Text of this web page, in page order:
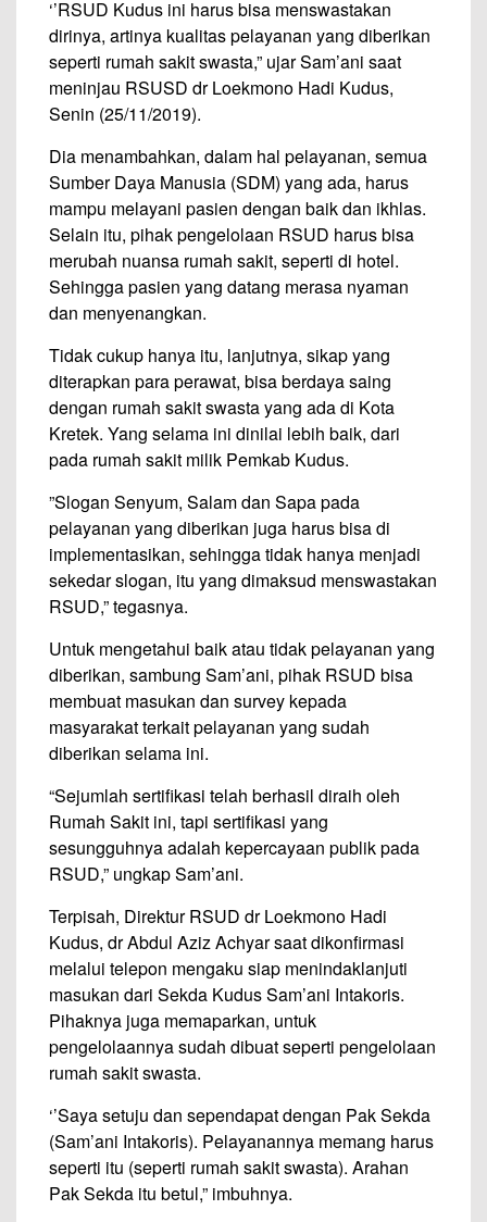
‘’RSUD Kudus ini harus bisa menswastakan
dirinya, artinya kualitas pelayanan yang diberikan
seperti rumah sakit swasta,” ujar Sam’ani saat
meninjau RSUSD dr Loekmono Hadi Kudus,
Senin (25/11/2019).
Dia menambahkan, dalam hal pelayanan, semua
Sumber Daya Manusia (SDM) yang ada, harus
mampu melayani pasien dengan baik dan ikhlas.
Selain itu, pihak pengelolaan RSUD harus bisa
merubah nuansa rumah sakit, seperti di hotel.
Sehingga pasien yang datang merasa nyaman
dan menyenangkan.
Tidak cukup hanya itu, lanjutnya, sikap yang
diterapkan para perawat, bisa berdaya saing
dengan rumah sakit swasta yang ada di Kota
Kretek. Yang selama ini dinilai lebih baik, dari
pada rumah sakit milik Pemkab Kudus.
”Slogan Senyum, Salam dan Sapa pada
pelayanan yang diberikan juga harus bisa di
implementasikan, sehingga tidak hanya menjadi
sekedar slogan, itu yang dimaksud menswastakan
RSUD,” tegasnya.
Untuk mengetahui baik atau tidak pelayanan yang
diberikan, sambung Sam’ani, pihak RSUD bisa
membuat masukan dan survey kepada
masyarakat terkait pelayanan yang sudah
diberikan selama ini.
“Sejumlah sertifikasi telah berhasil diraih oleh
Rumah Sakit ini, tapi sertifikasi yang
sesungguhnya adalah kepercayaan publik pada
RSUD,” ungkap Sam’ani.
Terpisah, Direktur RSUD dr Loekmono Hadi
Kudus, dr Abdul Aziz Achyar saat dikonfirmasi
melalui telepon mengaku siap menindaklanjuti
masukan dari Sekda Kudus Sam’ani Intakoris.
Pihaknya juga memaparkan, untuk
pengelolaannya sudah dibuat seperti pengelolaan
rumah sakit swasta.
‘’Saya setuju dan sependapat dengan Pak Sekda
(Sam’ani Intakoris). Pelayanannya memang harus
seperti itu (seperti rumah sakit swasta). Arahan
Pak Sekda itu betul,” imbuhnya.